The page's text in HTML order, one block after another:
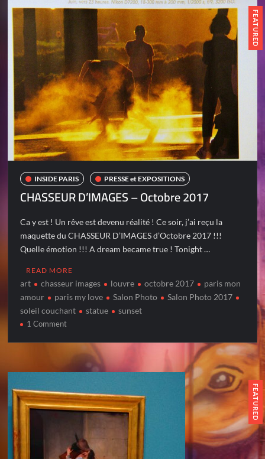
FEATURED
INSIDE PARIS PRESSE et EXPOSITIONS
CHASSEUR D’IMAGES – Octobre 2017
Ca y est ! Un rêve est devenu réalité ! Ce soir, j’ai reçu la
maquette du CHASSEUR D’IMAGES d’Octobre 2017 !!!
Quelle émotion !!! A dream became true ! Tonight …
READ MORE
art chasseur images louvre octobre 2017
paris mon
amour
paris my love Salon Photo
Salon Photo 2017
soleil couchant
statue sunset
1 Commenton
D’IMAGES
–
Octobre
FEATURED